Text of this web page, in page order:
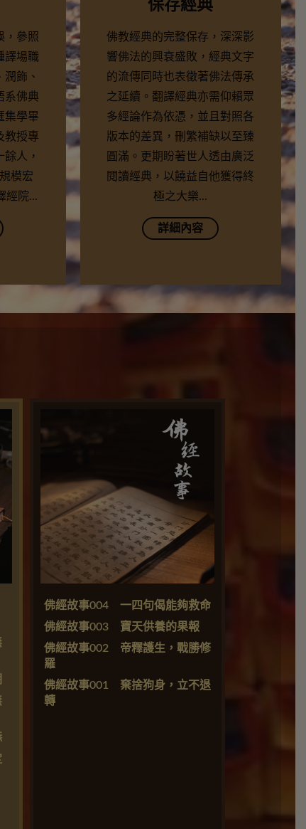
，參照
譯場職
飾、
系佛典
集學畢
教授專
人，
模宏
經院...
保存經典
佛教經典的完整保存，深深影
響佛法的興衰盛敗，經典文字
的流傳同時也表徵著佛法傳承
之延續。翻譯經典亦需仰賴眾
多經論作為依憑，並且對照各
版本的差異，刪繁補缺以至臻
圓滿。更期盼著世人透由廣泛
閱讀經典，以饒益自他獲得終
極之大樂...
詳細內容
佛經故事004 一四句偈能夠救命
佛經故事003 寶天供養的果報
佛經故事002 帝釋護生，戰勝修
羅
佛經故事001 棄捨狗身，立不退
轉